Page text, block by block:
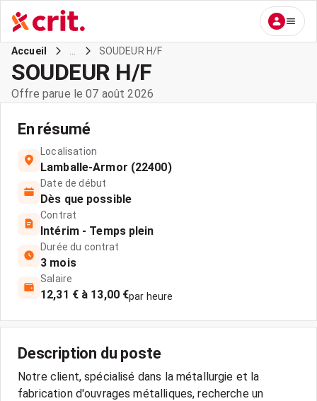
Accueil SOUDEUR H/F
SOUDEUR H/F
Offre parue le 07 août 2026
En résumé
Localisation
Lamballe-Armor (22400)
Date de début
Dès que possible
Contrat
Intérim - Temps plein
Durée du contrat
3 mois
Salaire
12,31 € à 13,00 €par heure
Description du poste
Notre client, spécialisé dans la métallurgie et la
fabrication d'ouvrages métalliques, recherche un